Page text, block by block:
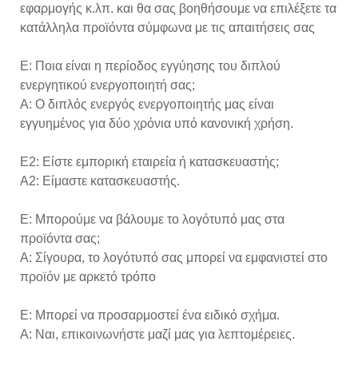
εφαρμογής κ.λπ. και θα σας βοηθήσουμε να επιλέξετε τα
κατάλληλα προϊόντα σύμφωνα με τις απαιτήσεις σας
Ε: Ποια είναι η περίοδος εγγύησης του διπλού
ενεργητικού ενεργοποιητή σας;
Α: Ο διπλός ενεργός ενεργοποιητής μας είναι
εγγυημένος για δύο χρόνια υπό κανονική χρήση.
Ε2: Είστε εμπορική εταιρεία ή κατασκευαστής;
A2: Είμαστε κατασκευαστής.
Ε: Μπορούμε να βάλουμε το λογότυπό μας στα
προϊόντα σας;
Α: Σίγουρα, το λογότυπό σας μπορεί να εμφανιστεί στο
προϊόν με αρκετό τρόπο
Ε: Μπορεί να προσαρμοστεί ένα ειδικό σχήμα.
Α: Ναι, επικοινωνήστε μαζί μας για λεπτομέρειες.